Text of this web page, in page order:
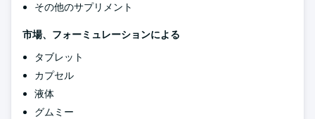
その他のサプリメント
市場、フォーミュレーションによる
タブレット
カプセル
液体
グムミー